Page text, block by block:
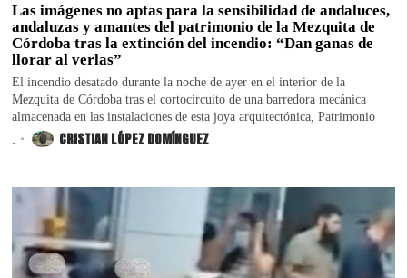
Las imágenes no aptas para la sensibilidad de andaluces,
andaluzas y amantes del patrimonio de la Mezquita de
Córdoba tras la extinción del incendio: “Dan ganas de
llorar al verlas”
El incendio desatado durante la noche de ayer en el interior de la
Mezquita de Córdoba tras el cortocircuito de una barredora mecánica
almacenada en las instalaciones de esta joya arquitectónica, Patrimonio
. CRISTIAN LÓPEZ DOMÍNGUEZ